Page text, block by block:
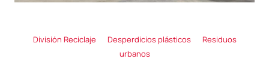
División Reciclaje Desperdicios plásticos
Residuos
urbanos